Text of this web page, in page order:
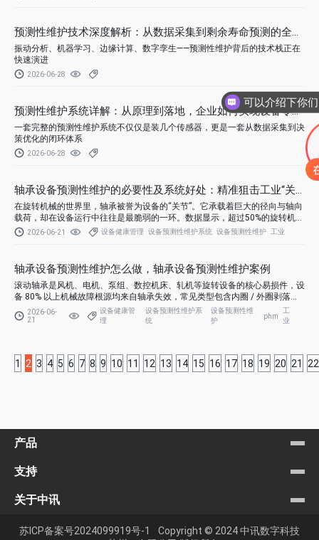
预测性维护技术深度解析：从数据采集到剩余寿命预测的全链路
振动分析、机器学习、边缘计算、数字孪生——预测性维护背后的技术栈正在
快速演进
2026-06-28
预测性维护系统详解：从原理到落地，企业如何实现设备零故障
一套完整的预测性维护系统不仅仅是装几个传感器，更是一套从数据采集到决
策优化的闭环体系
2026-06-28
轴承设备预测性维护的必要性及系统好处：精准狙击工业“关节”
在旋转机械的世界里，轴承被誉为设备的“关节”。它承载着巨大的径向与轴向
载荷，却在设备运行中往往是最脆弱的一环。数据显示，超过50%的旋转机械
故障源于轴承损坏。
2026-06-21 设备健康管理 设备预测性维护系统 设备预测性维护 工业
轴承设备预测性维护怎么做，轴承设备预测性维护案例
滚动轴承是风机、电机、泵组、数控机床、轧机等旋转设备的核心易损件，设
备 80% 以上机械故障根源均来自轴承失效，常见类型包含内圈 / 外圈剥落、
滚动体点蚀、润滑失效、保持架断裂、抱轴卡死等。
2026-06-
21
设备健康管
理
设备预测性维护系
统
设备预测性维
护
phm
工
业
1 2 3 4 5 6 7 8 9 10 11 12 13 14 15 16 17 18 19 20 21 22
产品
支持
关于中讯
苏ICP备案号2024099919号-1
Copyright © 2024 中讯数字科技